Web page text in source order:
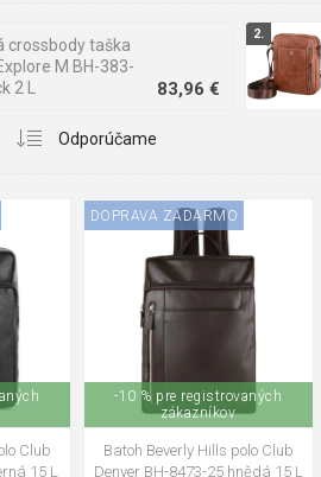
crossbody taška
M BH-383-
2 L
83,96 €
Club
15 L
DOPRAVA ZADARMO
-10 % pre registrovaných
zákazníkov
Batoh Beverly Hills polo Club
Denver BH-8473-25 hnědá 15 L